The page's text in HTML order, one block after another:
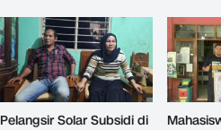
Pelangsir Solar Subsidi di